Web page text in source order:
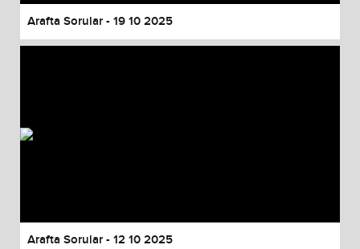
Arafta Sorular - 19 10 2025
Arafta Sorular - 12 10 2025